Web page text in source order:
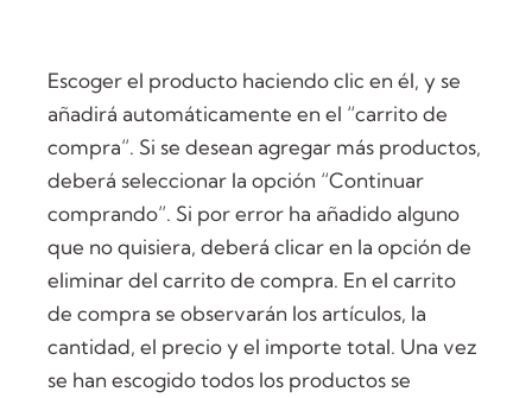
Escoger el producto haciendo clic en él, y se
añadirá automáticamente en el “carrito de
compra”. Si se desean agregar más productos,
deberá seleccionar la opción “Continuar
comprando”. Si por error ha añadido alguno
que no quisiera, deberá clicar en la opción de
eliminar del carrito de compra. En el carrito
de compra se observarán los artículos, la
cantidad, el precio y el importe total. Una vez
se han escogido todos los productos se